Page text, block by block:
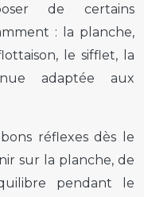
de certains
: la planche,
le sifflet, la
adaptée aux
réflexes dès le
sur la planche, de
pendant le